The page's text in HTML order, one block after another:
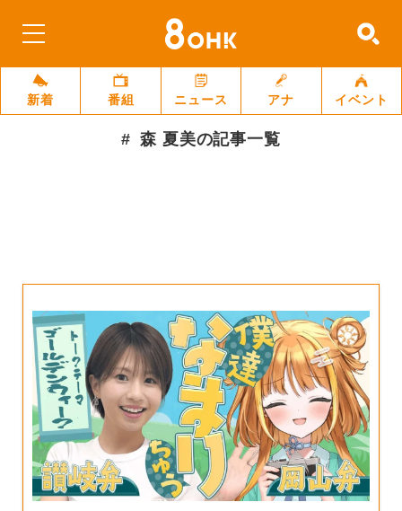
新着 番組 ニュース アナ イベント
森 夏美の記事一覧